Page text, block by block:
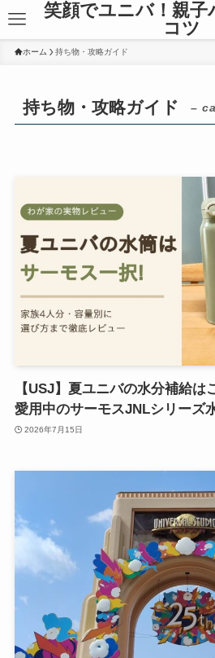
笑顔でユニバ！親子
コツ
ホーム 持ち物・攻略ガイド
持ち物・攻略ガイド –
【USJ】夏ユニバの水分補給
愛用中のサーモスJNLシリーズ
2026年7月15日